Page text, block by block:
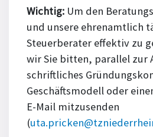
Wichtig: Um den
und unsere ehrenamtlich
Steuerberater effektiv zu
wir Sie bitten, parallel zur
schriftliches
Geschäftsmodell oder
E-Mail mitzusenden
(